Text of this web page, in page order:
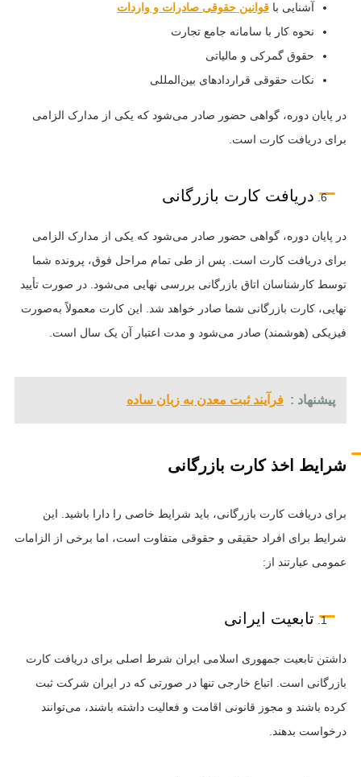
آشنایی با قوانین حقوقی صادرات و واردات
نحوه کار با سامانه جامع تجارت
حقوق گمرکی و مالیاتی
نکات حقوقی قراردادهای بین‌المللی
در پایان دوره، گواهی حضور صادر می‌شود که یکی از مدارک الزامی
برای دریافت کارت است.
دریافت کارت بازرگانی
در پایان دوره، گواهی حضور صادر می‌شود که یکی از مدارک الزامی
برای دریافت کارت است. پس از طی تمام مراحل فوق، پرونده شما
توسط کارشناسان اتاق بازرگانی بررسی نهایی می‌شود. در صورت تأیید
نهایی، کارت بازرگانی شما صادر خواهد شد. این کارت معمولاً به‌صورت
فیزیکی (هوشمند) صادر می‌شود و مدت اعتبار آن یک سال است.
پیشنهاد : فرآیند ثبت معدن به زبان ساده
شرایط اخذ کارت بازرگانی
برای دریافت کارت بازرگانی، باید شرایط خاصی را دارا باشید. این
شرایط برای افراد حقیقی و حقوقی متفاوت است، اما برخی از الزامات
عمومی عبارتند از:
تابعیت ایرانی
داشتن تابعیت جمهوری اسلامی ایران شرط اصلی برای دریافت کارت
بازرگانی است. اتباع خارجی تنها در صورتی که در ایران شرکت ثبت
کرده باشند و مجوز قانونی اقامت و فعالیت داشته باشند، می‌توانند
درخواست بدهند.